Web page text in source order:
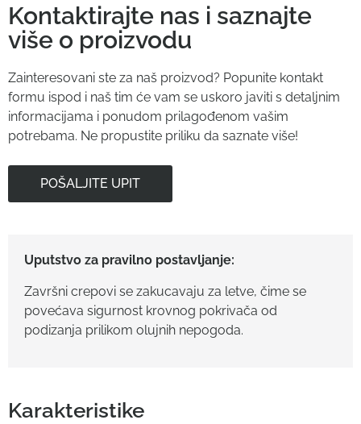
Kontaktirajte nas i saznajte
više o proizvodu
Zainteresovani ste za naš proizvod? Popunite kontakt
formu ispod i naš tim će vam se uskoro javiti s detaljnim
informacijama i ponudom prilagođenom vašim
potrebama. Ne propustite priliku da saznate više!
POŠALJITE UPIT
Uputstvo za pravilno postavljanje:
Završni crepovi se zakucavaju za letve, čime se
povećava sigurnost krovnog pokrivača od
podizanja prilikom olujnih nepogoda.
Karakteristike